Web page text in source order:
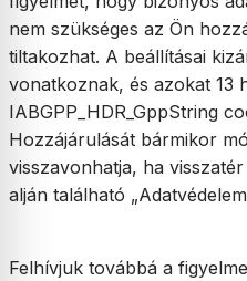
nem szükséges az Ön
tiltakozhat. A beállításai
vonatkoznak, és azokat 13
IABGPP_HDR_GppString
Hozzájárulását bármikor
visszavonhatja, ha
alján található
Felhívjuk továbbá a